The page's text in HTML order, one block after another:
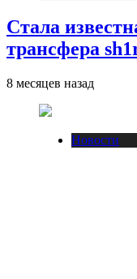
Стала
трансфера
8 месяцев назад
Новости